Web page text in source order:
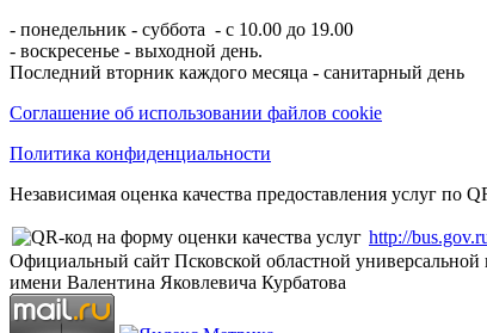
- понедельник - суббота - с 10.00 до 19.00
- воскресенье - выходной день.
Последний вторник каждого месяца - санитарный день
Соглашение об использовании файлов cookie
Политика конфиденциальности
Независимая оценка качества предоставления услуг по
http://
Официальный сайт Псковской областной
имени Валентина Яковлевича Курбатова